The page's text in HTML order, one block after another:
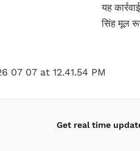
यह
सिंह मूल
Get real time